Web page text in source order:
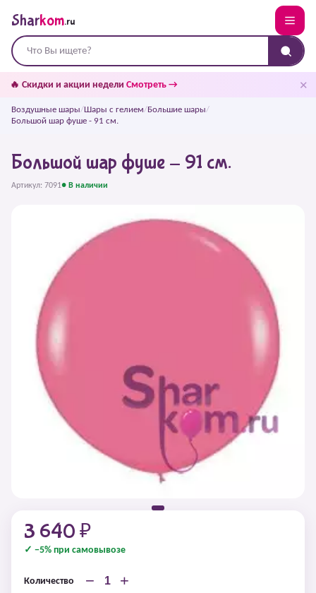
Sharkom.ru
🔥 Скидки и акции недели Смотреть → ✕
Воздушные шары/Шары с гелием/Большие шары/
Большой шар фуше - 91 см.
Большой шар фуше - 91 см.
Артикул: 7091● В наличии
3 640 ₽
✓ −5% при самовывозе
Количество − +